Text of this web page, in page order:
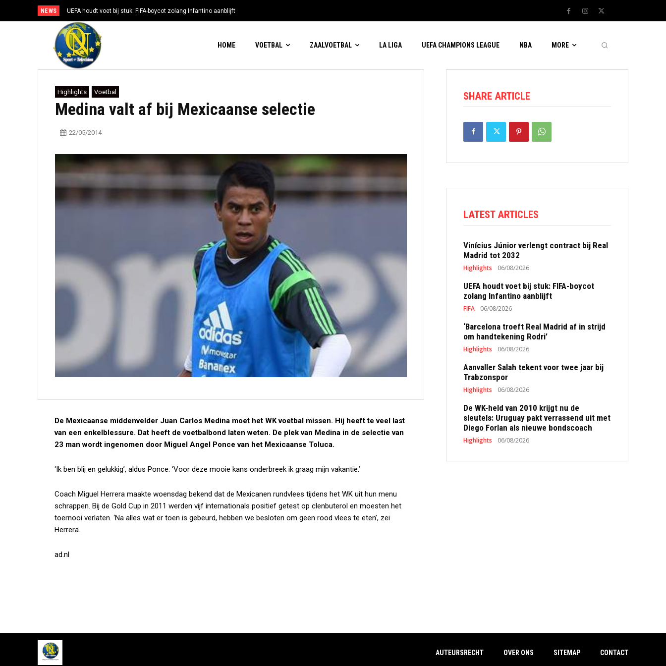
NEWS UEFA houdt voet bij stuk: FIFA-boycot zolang Infantino aanblijft
HOME VOETBAL ZAALVOETBAL LA LIGA UEFA CHAMPIONS LEAGUE NBA MORE
Highlights Voetbal
Medina valt af bij Mexicaanse selectie
22/05/2014
De Mexicaanse middenvelder Juan Carlos Medina moet het WK voetbal missen. Hij heeft te veel last
van een enkelblessure. Dat heeft de voetbalbond laten weten. De plek van Medina in de selectie van
23 man wordt ingenomen door Miguel Angel Ponce van het Mexicaanse Toluca.
‘Ik ben blij en gelukkig’, aldus Ponce. ‘Voor deze mooie kans onderbreek ik graag mijn vakantie.’
Coach Miguel Herrera maakte woensdag bekend dat de Mexicanen rundvlees tijdens het WK uit hun menu
schrappen. Bij de Gold Cup in 2011 werden vijf internationals positief getest op clenbuterol en moesten het
toernooi verlaten. ‘Na alles wat er toen is gebeurd, hebben we besloten om geen rood vlees te eten’, zei
Herrera.
ad.nl
SHARE ARTICLE
LATEST ARTICLES
Vinícius Júnior verlengt contract bij Real
Madrid tot 2032
Highlights 06/08/2026
UEFA houdt voet bij stuk: FIFA-boycot
zolang Infantino aanblijft
FIFA 06/08/2026
‘Barcelona troeft Real Madrid af in strijd
om handtekening Rodri’
Highlights 06/08/2026
Aanvaller Salah tekent voor twee jaar bij
Trabzonspor
Highlights 06/08/2026
De WK-held van 2010 krijgt nu de
sleutels: Uruguay pakt verrassend uit met
Diego Forlan als nieuwe bondscoach
Highlights 06/08/2026
AUTEURSRECHT OVER ONS SITEMAP CONTACT